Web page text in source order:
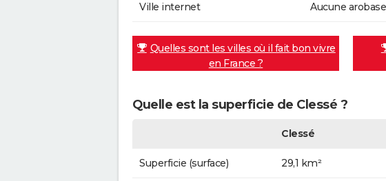
Ville internet Aucune arobase
Quelles sont les villes où il fait bon vivre
en France ?
Quelle est la superficie de Clessé ?
Clessé
Superficie (surface) 29,1 km²